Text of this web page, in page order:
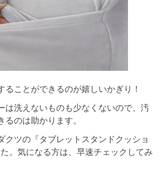
ることができるのが嬉しいかぎり！
は洗えないものも少なくないので、汚
のは助かります。
クツの『タブレットスタンドクッショ
。気になる方は、早速チェックしてみ